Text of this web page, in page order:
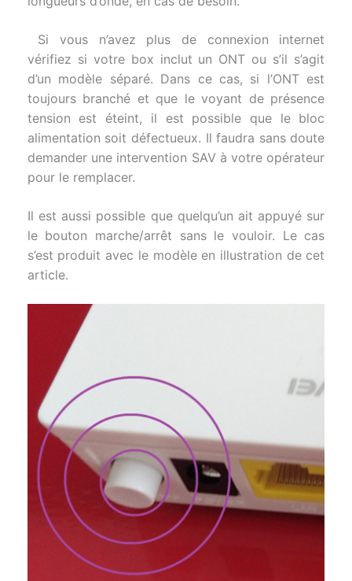
Si vous n’avez plus de connexion internet
vérifiez si votre box inclut un ONT ou s’il s’agit
d’un modèle séparé. Dans ce cas, si l’ONT est
toujours branché et que le voyant de présence
tension est éteint, il est possible que le bloc
alimentation soit défectueux. Il faudra sans doute
demander une intervention SAV à votre opérateur
pour le remplacer.
Il est aussi possible que quelqu’un ait appuyé sur
le bouton marche/arrêt sans le vouloir. Le cas
s’est produit avec le modèle en illustration de cet
article.